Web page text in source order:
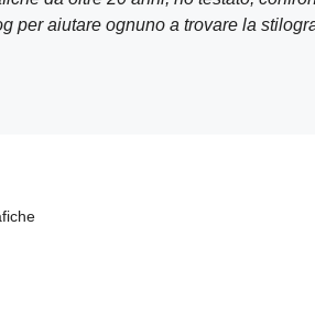
per aiutare ognuno a trovare la